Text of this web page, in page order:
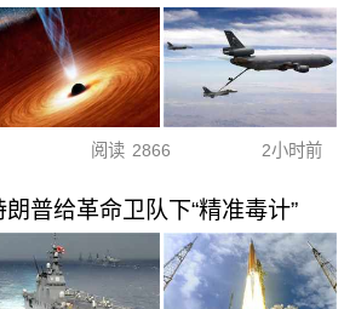
阅读 2866 2小时前
普给革命卫队下“精准毒计”